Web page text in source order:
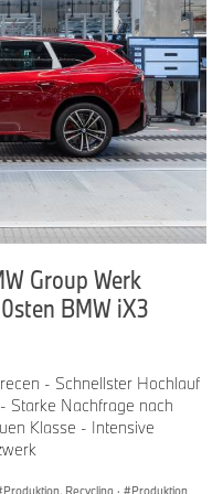
Fähigkeiten zur
Mit einem höheren Maß
und
schafft der
Produktion der Modelle
die Wettbewerbsfähigkeit
Digitalisierung und
so seine führende Rolle in
Group Werk
BMW iX3
- Schnellster Hochlauf
Starke Nachfrage nach
Klasse - Intensive
Produktion, Recycling · Produktion